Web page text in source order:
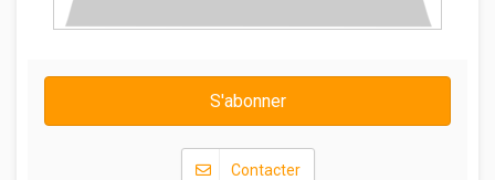
S'abonner
Contacter